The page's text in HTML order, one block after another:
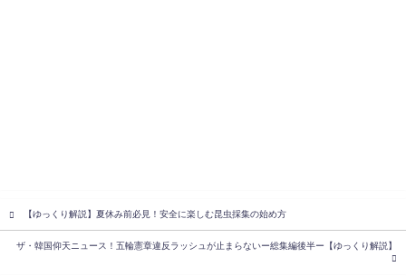
【ゆっくり解説】夏休み前必見！安全に楽しむ昆虫採集の始め方
ザ・韓国仰天ニュース！五輪憲章違反ラッシュが止まらないー総集編後半ー【ゆっくり解説】